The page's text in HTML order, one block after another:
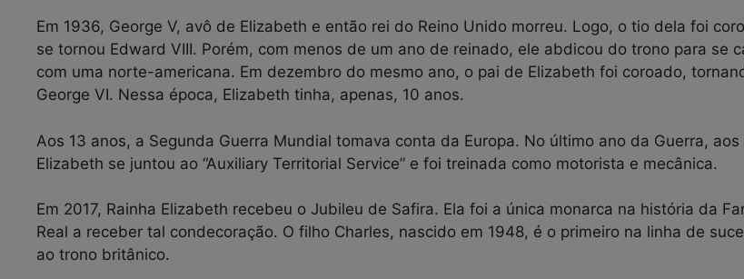
Em 1936, George V, avô de Elizabeth e então rei do Reino Unido morreu. Logo, o tio dela foi
se tornou Edward VIII. Porém, com menos de um ano de reinado, ele abdicou do trono para se
com uma norte-americana. Em dezembro do mesmo ano, o pai de Elizabeth foi coroado,
George VI. Nessa época, Elizabeth tinha, apenas, 10 anos.
Aos 13 anos, a Segunda Guerra Mundial tomava conta da Europa. No último ano da Guerra, aos
Elizabeth se juntou ao “Auxiliary Territorial Service” e foi treinada como motorista e mecânica.
Em 2017, Rainha Elizabeth recebeu o Jubileu de Safira. Ela foi a única monarca na história da
Real a receber tal condecoração. O filho Charles, nascido em 1948, é o primeiro na linha de
ao trono britânico.